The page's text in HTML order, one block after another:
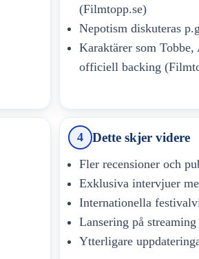
(Filmtopp.se)
Nepotism diskuteras
Karaktärer som Tobbe,
officiell backing
4 Dette skjer videre
Fler recensioner och
Exklusiva intervjuer
Internationella
Lansering på
Ytterligare